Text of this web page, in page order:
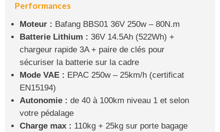
Performances
Moteur : Bafang BBS01 36V 250w – 80N.m
Batterie Lithium : 36V 14.5Ah (522Wh) +
chargeur rapide 3A + paire de clés pour
sécuriser la batterie sur la cadre
Mode VAE : EPAC 250w – 25km/h (certificat
EN15194)
Autonomie : de 40 à 100km niveau 1 et selon
votre pédalage
Charge max : 110kg + 25kg sur porte bagage